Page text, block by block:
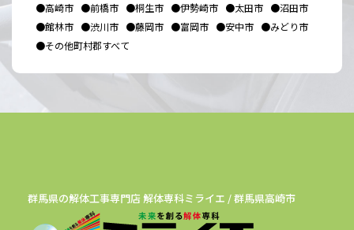
●高崎市 ●前橋市 ●桐生市 ●伊勢崎市 ●太田市 ●沼田市
●館林市 ●渋川市 ●藤岡市 ●富岡市 ●安中市 ●みどり市
●その他町村郡すべて
群馬県の解体工事専門店 解体専科ミライエ / 群馬県高崎市